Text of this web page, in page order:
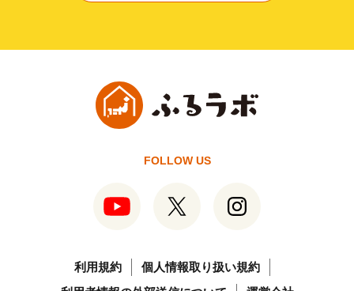
FOLLOW US
利用規約
個人情報取り扱い規約